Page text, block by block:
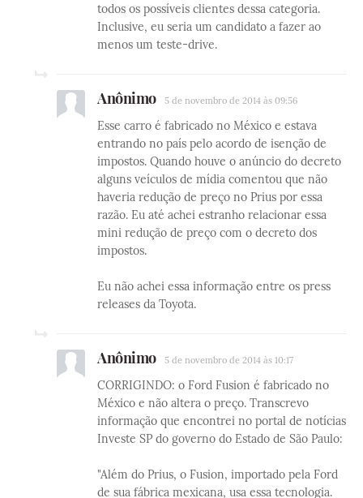
todos os possíveis clientes dessa categoria.
Inclusive, eu seria um candidato a fazer ao
menos um teste-drive.
Anônimo 5 de novembro de 2014 às 09:56
Esse carro é fabricado no México e estava
entrando no país pelo acordo de isenção de
impostos. Quando houve o anúncio do decreto
alguns veículos de mídia comentou que não
haveria redução de preço no Prius por essa
razão. Eu até achei estranho relacionar essa
mini redução de preço com o decreto dos
impostos.
Eu não achei essa informação entre os press
releases da Toyota.
Anônimo 5 de novembro de 2014 às 10:17
CORRIGINDO: o Ford Fusion é fabricado no
México e não altera o preço. Transcrevo
informação que encontrei no portal de notícias
Investe SP do governo do Estado de São Paulo:
"Além do Prius, o Fusion, importado pela Ford
de sua fábrica mexicana, usa essa tecnologia.